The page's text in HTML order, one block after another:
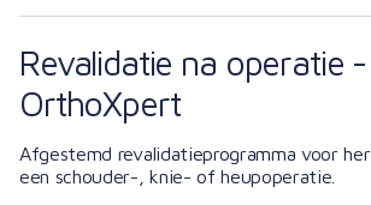
Revalidatie na operatie -
OrthoXpert
Afgestemd revalidatieprogramma voor
een schouder-, knie- of heupoperatie.